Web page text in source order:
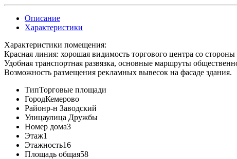
Описание
Характеристики
Характеристики помещения:
Красная линия: хорошая видимость торгового центра со
Удобная транспортная развязка, основные маршруты
Возможность размещения рекламных вывесок на фасаде здания.
ТипТорговые площади
ГородКемерово
Районр-н Заводский
Улицаулица Дружбы
Номер дома3
Этаж1
Этажность16
Площадь общая58